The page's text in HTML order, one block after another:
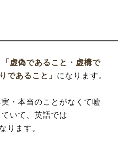
「虚偽であること・虚構で
であること」 になります。
・本当のことがなくて嘘
いて、英語では
ります。